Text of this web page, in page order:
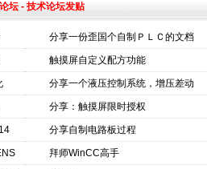
坛- 技术论坛发贴
分享一份歪国个自制ＰＬＣ的文档
触摸屏自定义配方功能
分享一个液压控制系统，增压差动
分享：触摸屏限时授权
分享自制电路板过程
拜师WinCC高手